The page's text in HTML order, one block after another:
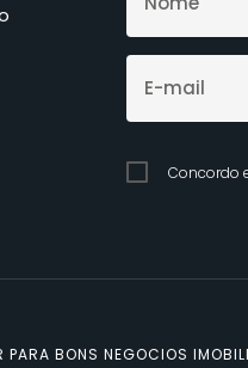
Concordo
BONS NEGOCIOS